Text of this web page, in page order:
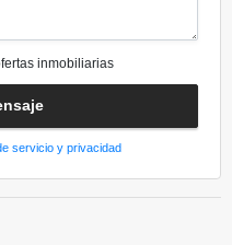
inmobiliarias
servicio y privacidad